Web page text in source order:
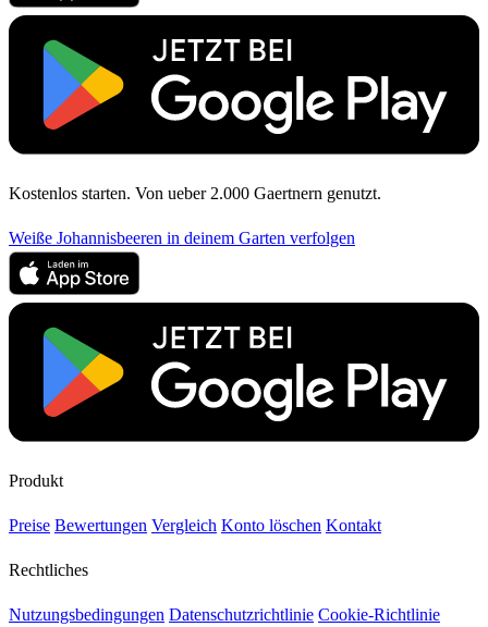
Kostenlos starten. Von ueber 2.000 Gaertnern genutzt.
Weiße Johannisbeeren in deinem Garten verfolgen
Produkt
Preise Bewertungen Vergleich Konto löschen Kontakt
Rechtliches
Nutzungsbedingungen Datenschutzrichtlinie Cookie-Richtlinie